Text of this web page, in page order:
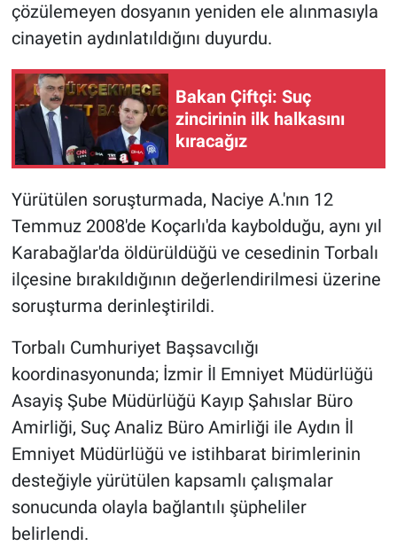
çözülemeyen dosyanın yeniden ele alınmasıyla
cinayetin aydınlatıldığını duyurdu.
Bakan Çiftçi: Suç
zincirinin ilk halkasını
kıracağız
Yürütülen soruşturmada, Naciye A.'nın 12
Temmuz 2008'de Koçarlı'da kaybolduğu, aynı yıl
Karabağlar'da öldürüldüğü ve cesedinin Torbalı
ilçesine bırakıldığının değerlendirilmesi üzerine
soruşturma derinleştirildi.
Torbalı Cumhuriyet Başsavcılığı
koordinasyonunda; İzmir İl Emniyet Müdürlüğü
Asayiş Şube Müdürlüğü Kayıp Şahıslar Büro
Amirliği, Suç Analiz Büro Amirliği ile Aydın İl
Emniyet Müdürlüğü ve istihbarat birimlerinin
desteğiyle yürütülen kapsamlı çalışmalar
sonucunda olayla bağlantılı şüpheliler
belirlendi.